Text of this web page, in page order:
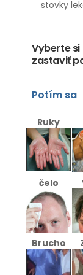
stovky
Vyberte
zastaviť
Potím sa
Ruky
čelo
Brucho